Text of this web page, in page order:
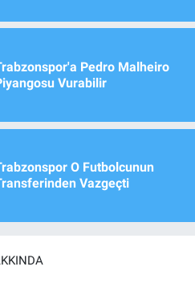
Pedro Malheiro
Vurabilir
O Futbolcunun
Vazgeçti